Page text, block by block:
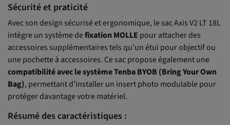
Sécurité et praticité
Avec son design sécurisé et ergonomique, le sac Axis V2 LT 18L
intègre un système defixation MOLLE pour attacher des
accessoires supplémentaires tels qu’un étui pour objectif ou
une pochette à accessoires. Ce sac propose également une
compatibilité avec le système Tenba BYOB (Bring Your Own
Bag), permettant d’installer un insert photo modulable pour
protéger davantage votre matériel.
Résumé des caractéristiques :